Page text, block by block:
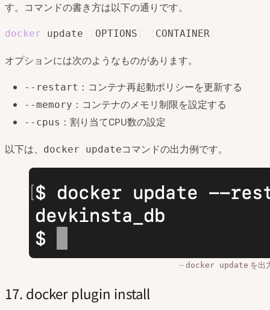
す。コマンドの書き方は以下の通りです。
docker update OPTIONS CONTAINER
オプションには次のようなものがあります。
--restart ：コンテナ再起動ポリシーを更新する
--memory ：コンテナのメモリ制限を設定する
--cpus ：割り当てCPU数の設定
以下は、 docker updateコマンドの出力例です。
docker update を出
17. docker plugin install